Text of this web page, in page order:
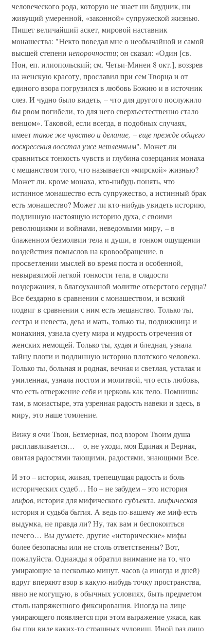
человеческого рода, которую не знает ни блудник, ни
живущий умеренной, «законной» супружеской жизнью.
Пишет величайший аскет, мировой наставник
монашества: "Некто поведал мне о необычайной и самой
высшей степени непорочности; он сказал: «Один [св.
Нон, еп. илиопольский; см. Четьи-Минеи 8 окт.], воззрев
на женскую красоту, прославил при сем Творца и от
единого взора погрузился в любовь Божию и в источник
слез. И чудно было видеть, – что для другого послужило
бы рвом погибели, то для него сверхъестественно стало
венцом». Таковой, если всегда, в подобных случаях,
имееттакое же чувство и делание, – еще прежде общего
воскресения восстал уже нетленным". Может ли
сравниться тонкость чувств и глубина созерцания монаха
с мещанством того, что называется «мирской» жизнью?
Может ли, кроме монаха, кто-нибудь понять, что
истинное монашество есть супружество, а истинный брак
есть монашество? Может ли кто-нибудь увидеть историю,
подлинную настоящую историю духа, с своими
революциями и войнами, неведомыми миру, – в
блаженном безмолвии тела и души, в тонком ощущении
воздействия помыслов на кровообращение, в
просветлении мыслей во время поста и особенной,
невыразимой легкой тонкости тела, в сладости
воздержания, в благоуханной молитве отверстого сердца?
Все бездарно в сравнении с монашеством, и всякий
подвиг в сравнении с ним есть мещанство. Только ты,
сестра и невеста, дева и мать, только ты, подвижница и
монахиня, узнала суету мира и мудрость отречения от
женских немощей. Только ты, худая и бледная, узнала
тайну плоти и подлинную историю плотского человека.
Только ты, больная и родная, вечная и светлая, усталая и
умиленная, узнала постом и молитвой, что есть любовь,
что есть отвержение себя и церковь как тело. Помнишь:
там, в монастыре, эта узренная радость навеки и здесь, в
миру, это наше томление.
Вижу я очи Твои, Безмерная, под взором Твоим душа
расплавливается… – о, не уходи, моя Единая и Верная,
овитая радостями тающими, радостями, знающими Все.
И это – история, живая, трепещущая радость и боль
исторических судеб… Но – не забудем – это история
мифов, история для мифического субъекта, мифическая
история и судьба бытия. А ведь по-вашему же миф есть
выдумка, не правда ли? Ну, так вам и беспокоиться
нечего… Вы думаете, другие «исторические» мифы
более безопасны или не столь ответственны? Вот,
пожалуйста. Однажды я обратил внимание на то, что
умирающие за несколько минут, часов (а иногда и дней)
вдруг вперяют взор в какую-нибудь точку пространства,
явно не могущую, в обычных условиях, быть предметом
столь напряженного фиксирования. Иногда на лице
умирающего появляется при этом выражение ужаса, как
бы при виде каких-то страшных чудовищ. Иной раз лицо